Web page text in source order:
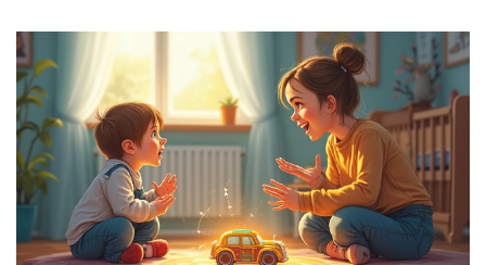
ребёнку.